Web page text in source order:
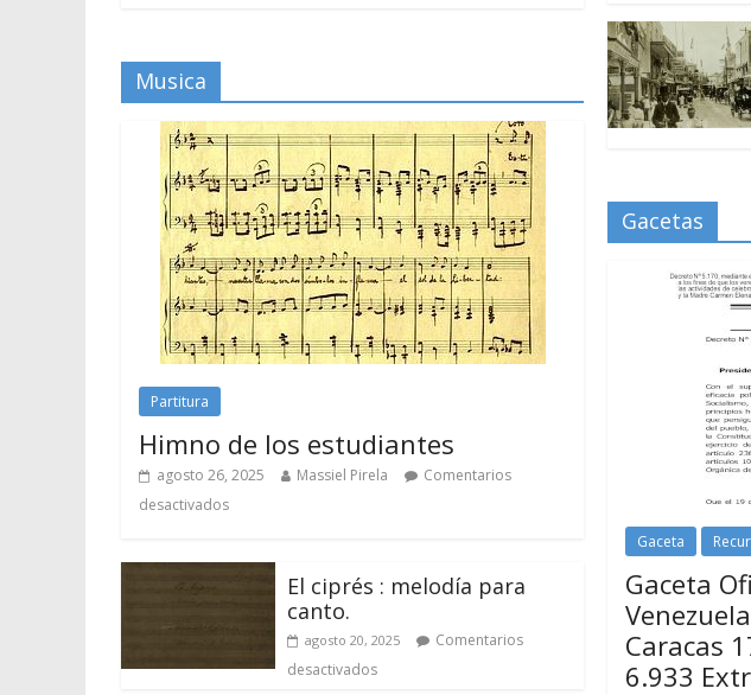
Musica
Partitura
Himno de los estudiantes
agosto 26, 2025 Massiel Pirela
Comentarios
desactivados
El ciprés : melodía para
canto.
agosto 20, 2025
Comentarios
desactivados
Gacetas
Gaceta
Gaceta
Caracas
6.933